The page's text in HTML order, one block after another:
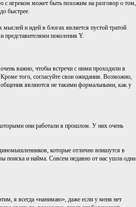
с игреком может быть похожим на разговор о том,
быстрее.
и идей в блогах является пустой тратой
представителями поколения Y.
важно, чтобы встречи с ними проходили в
того, согласуйте свои ожидания. Возможно,
общения являются не такими формальными, как у
они работали в прошлом. У них очень
которые отлично впишутся в
поиска и найма. Совсем недавно от нас ушла одна
я всегда «нанимаю», даже если у меня нет